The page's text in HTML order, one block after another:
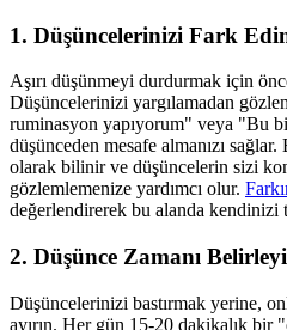
1. Düşüncelerinizi Fark
Aşırı düşünmeyi durdurmak için
Düşüncelerinizi yargılamadan
ruminasyon yapıyorum" veya "Bu
düşünceden mesafe almanızı
olarak bilinir ve düşüncelerin sizi
gözlemlemenize yardımcı olur.
değerlendirerek bu alanda kendinizi
2. Düşünce Zamanı
Düşüncelerinizi bastırmak yerine,
ayırın. Her gün 15-20 dakikalık bir